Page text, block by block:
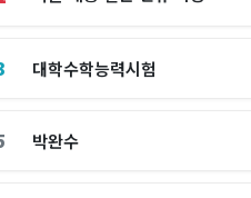
대학수학능력시험
박완수